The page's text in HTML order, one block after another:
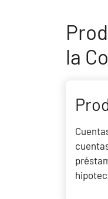
la